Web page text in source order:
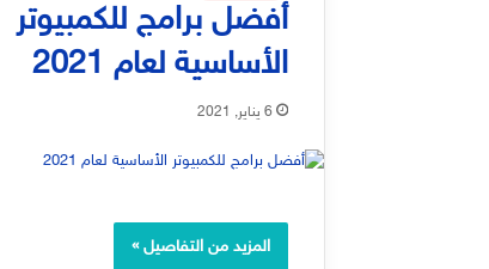
أفضل برامج للكمبيوتر
الأساسية لعام 2021
6 يناير, 2021
المزيد من التفاصيل »